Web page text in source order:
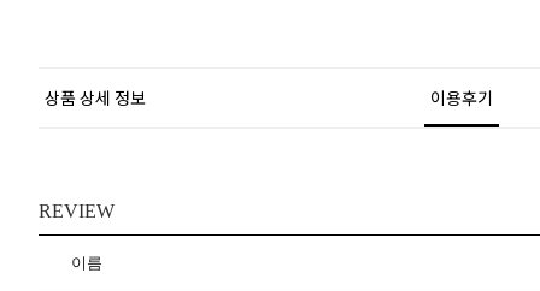
상품 상세 정보 이용후기
REVIEW
이름